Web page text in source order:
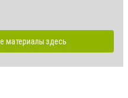
материалы здесь